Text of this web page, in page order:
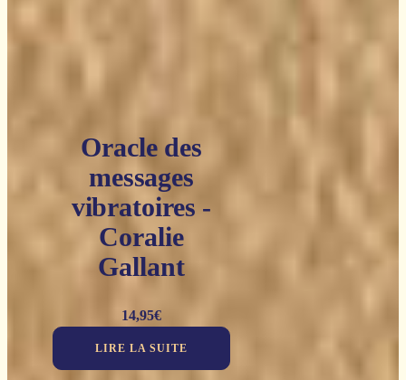
Oracle des
messages
vibratoires -
Coralie
Gallant
14,95€
LIRE LA SUITE